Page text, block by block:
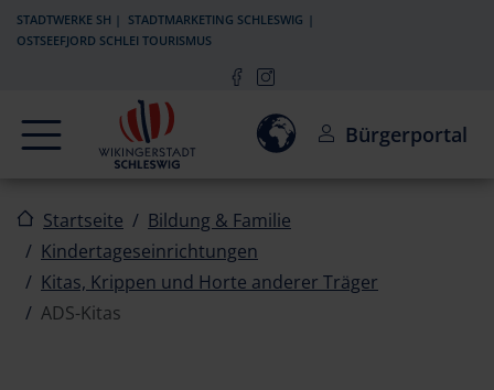
Zur Navigation springen
Zum Inhalt springen
STADTWERKE SH
STADTMARKETING SCHLESWIG
OSTSEEFJORD SCHLEI TOURISMUS
Navigation Einwilligung zur Aktivierung
Bürgerportal
Startseite
Bildung & Familie
Kindertageseinrichtungen
Kitas, Krippen und Horte anderer Träger
ADS-Kitas